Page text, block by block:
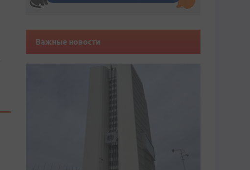
Важные новости